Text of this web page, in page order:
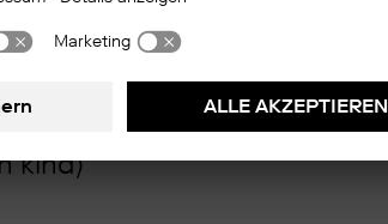
kind)